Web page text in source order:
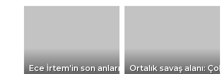
Ece İrtem’in son anları
Ortalık savaş alanı: Çok